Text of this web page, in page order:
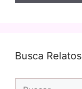
Busca Relatos